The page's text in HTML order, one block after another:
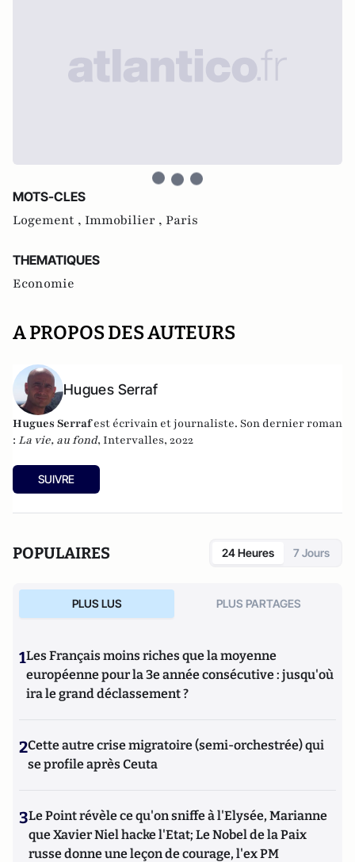
MOTS-CLES
Logement , Immobilier , Paris
THEMATIQUES
Economie
A PROPOS DES AUTEURS
Hugues Serraf
Hugues Serrafest écrivain et journaliste. Son dernier roman
: La vie, au fond, Intervalles, 2022
SUIVRE
POPULAIRES 24 Heures 7 Jours
PLUS LUS PLUS PARTAGES
1Les Français moins riches que la moyenne
européenne pour la 3e année consécutive : jusqu'où
ira le grand déclassement ?
2Cette autre crise migratoire (semi-orchestrée) qui
se profile après Ceuta
3Le Point révèle ce qu'on sniffe à l'Elysée, Marianne
que Xavier Niel hacke l'Etat; Le Nobel de la Paix
russe donne une leçon de courage, l'ex PM